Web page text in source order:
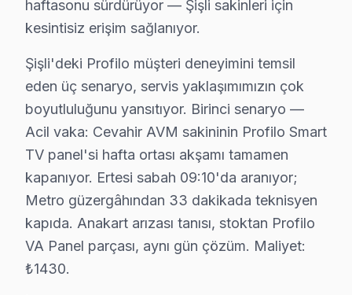
Bozkurt'ta Profilo TV Servisi
Bozkurt Mahallesi, Profilo ekran tamirinde sıkça
Cumhuriyet'te Profilo TV Servisi
Cumhuriyet Mahallesi'nde, Profilo televizyonunuz
Duatepe'de Profilo TV Servisi
Duatepe Mahallesi, Profilo televizyon tamiratında
Ergenekon'da Profilo TV Servisi
Ergenekon Mahallesi, Profilo ekran tamirinde
haftasonu sürdürüyor — Şişli sakinleri için
kesintisiz erişim sağlanıyor.
Şişli'deki Profilo müşteri deneyimini temsil
eden üç senaryo, servis yaklaşımımızın çok
boyutluluğunu yansıtıyor. Birinci senaryo —
Acil vaka: Cevahir AVM sakininin Profilo Smart
TV panel'si hafta ortası akşamı tamamen
kapanıyor. Ertesi sabah 09:10'da aranıyor;
Metro güzergâhından 33 dakikada teknisyen
kapıda. Anakart arızası tanısı, stoktan Profilo
VA Panel parçası, aynı gün çözüm. Maliyet:
₺1430.